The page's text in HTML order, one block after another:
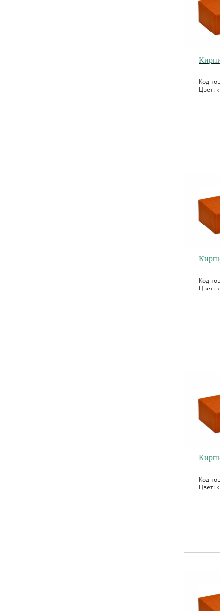
Код
Цвет:
Код
Цвет:
Код
Цвет: